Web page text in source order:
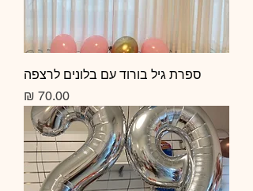
ספרת גיל בורוד עם בלונים לרצפה
מחיר